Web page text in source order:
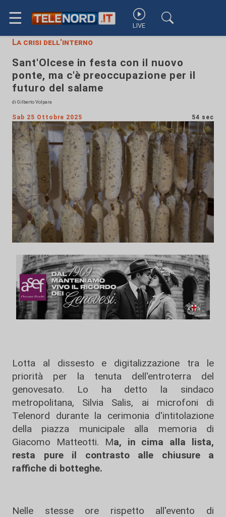
☰ LIVE
La crisi dell'interno
Sant'Olcese in festa con il nuovo
ponte, ma c'è preoccupazione per il
futuro del salame
di Gilberto Volpara
Sab 25 Ottobre 2025 54 sec
Lotta al dissesto e digitalizzazione tra le
priorità per la tenuta dell'entroterra del
genovesato. Lo ha detto la sindaco
metropolitana, Silvia Salis, ai microfoni di
Telenord durante la cerimonia d'intitolazione
della piazza municipale alla memoria di
Giacomo Matteotti. Ma, in cima alla lista,
resta pure il contrasto alle chiusure a
raffiche di botteghe.
Nelle stesse ore rispetto all'evento di